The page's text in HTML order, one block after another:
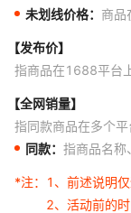
未划线价格： 商品
【发布价】
指商品在1688平台
【全网销量】
指同款商品在多个
同款： 指商品名称
*注：
1、前述说明
2、活动前的